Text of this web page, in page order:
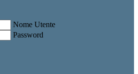
Nome Utente
Password